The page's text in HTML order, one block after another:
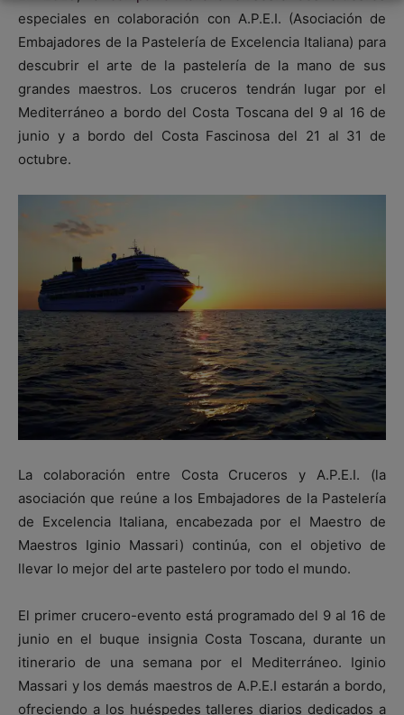
especiales en colaboración con A.P.E.I. (Asociación de
Embajadores de la Pastelería de Excelencia Italiana) para
descubrir el arte de la pastelería de la mano de sus
grandes maestros. Los cruceros tendrán lugar por el
Mediterráneo a bordo del Costa Toscana del 9 al 16 de
junio y a bordo del Costa Fascinosa del 21 al 31 de
octubre.
La colaboración entre Costa Cruceros y A.P.E.I. (la
asociación que reúne a los Embajadores de la Pastelería
de Excelencia Italiana, encabezada por el Maestro de
Maestros Iginio Massari) continúa, con el objetivo de
llevar lo mejor del arte pastelero por todo el mundo.
El primer crucero-evento está programado del 9 al 16 de
junio en el buque insignia Costa Toscana, durante un
itinerario de una semana por el Mediterráneo. Iginio
Massari y los demás maestros de A.P.E.I estarán a bordo,
ofreciendo a los huéspedes talleres diarios dedicados a